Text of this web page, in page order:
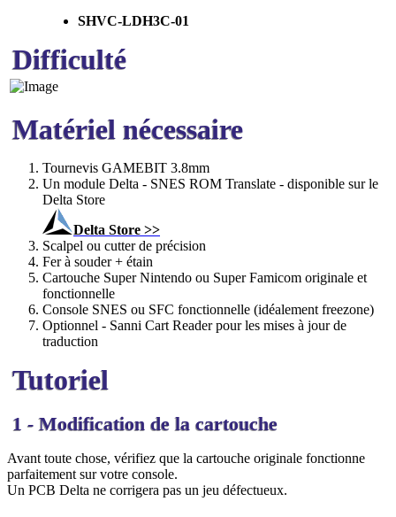
SHVC-LDH3C-01
Difficulté
Matériel nécessaire
Tournevis GAMEBIT 3.8mm
Un module Delta - SNES ROM Translate - disponible sur le
Delta Store
Delta Store >>
Scalpel ou cutter de précision
Fer à souder + étain
Cartouche Super Nintendo ou Super Famicom originale et
fonctionnelle
Console SNES ou SFC fonctionnelle (idéalement freezone)
Optionnel - Sanni Cart Reader pour les mises à jour de
traduction
Tutoriel
1 - Modification de la cartouche
Avant toute chose, vérifiez que la cartouche originale fonctionne
parfaitement sur votre console.
Un PCB Delta ne corrigera pas un jeu défectueux.